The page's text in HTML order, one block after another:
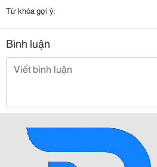
Từ khóa gợi ý:
Bình luận